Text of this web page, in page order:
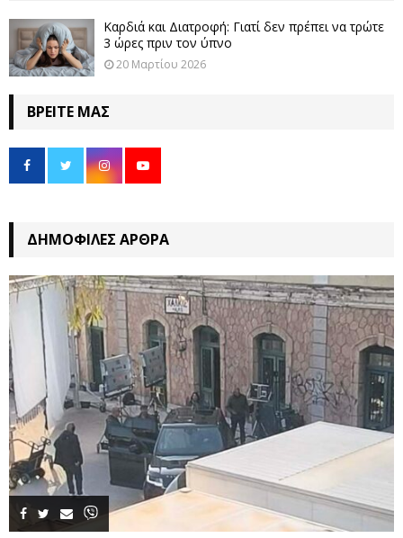
Καρδιά και Διατροφή: Γιατί δεν πρέπει να τρώτε
3 ώρες πριν τον ύπνο
20 Μαρτίου 2026
ΒΡΕΊΤΕ ΜΑΣ
ΔΗΜΟΦΙΛΈΣ ΆΡΘΡΑ